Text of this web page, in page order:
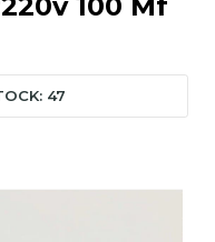
100 Mf
47